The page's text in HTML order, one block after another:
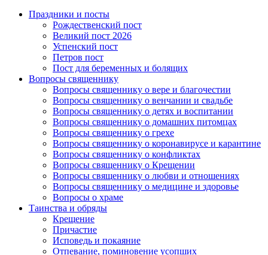
Праздники и посты
Рождественский пост
Великий пост 2026
Успенский пост
Петров пост
Пост для беременных и болящих
Вопросы священнику
Вопросы священнику о вере и благочестии
Вопросы священнику о венчании и свадьбе
Вопросы священнику о детях и воспитании
Вопросы священнику о домашних питомцах
Вопросы священнику о грехе
Вопросы священнику о коронавирусе и карантине
Вопросы священнику о конфликтах
Вопросы священнику о Крещении
Вопросы священнику о любви и отношениях
Вопросы священнику о медицине и здоровье
Вопросы о храме
Таинства и обряды
Крещение
Причастие
Исповедь и покаяние
Отпевание, поминовение усопших